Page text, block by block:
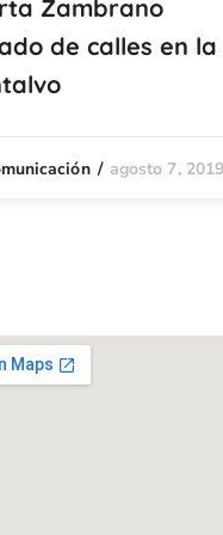
Zambrano
de calles en la
agosto 7,